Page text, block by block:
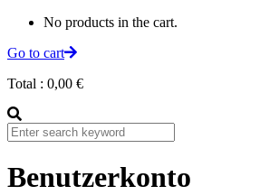
No products in the cart.
Go to cart
Total : 0,00 €
Benutzerkonto